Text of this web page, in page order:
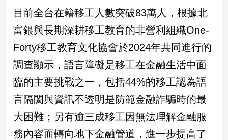
會
焦
點
觀
點
兩
岸/
國
際
目前全台在籍移工人數突破83萬人，根據北
富銀與長期深耕移工教育的非營利組織One-
Forty移工教育文化協會於2024年共同進行的
調查顯示，語言障礙是移工在金融生活中面
臨的主要挑戰之一，包括44%的移工認為語
言隔閡與資訊不透明是防範金融詐騙時的最
大困難；另有逾三成移工因無法理解金融服
務內容而轉向地下金融管道，進一步提高了